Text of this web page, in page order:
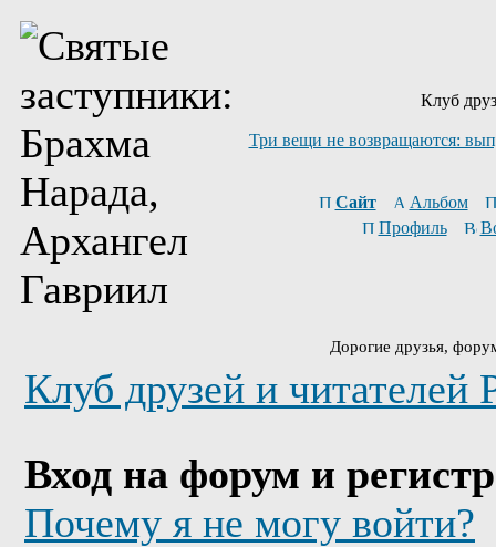
Клуб
Три вещи не возвращаются:
Сайт
Альбом
Профиль
Дорогие друзья,
Клуб друзей и
Вход на форум и
Почему я не могу войти?